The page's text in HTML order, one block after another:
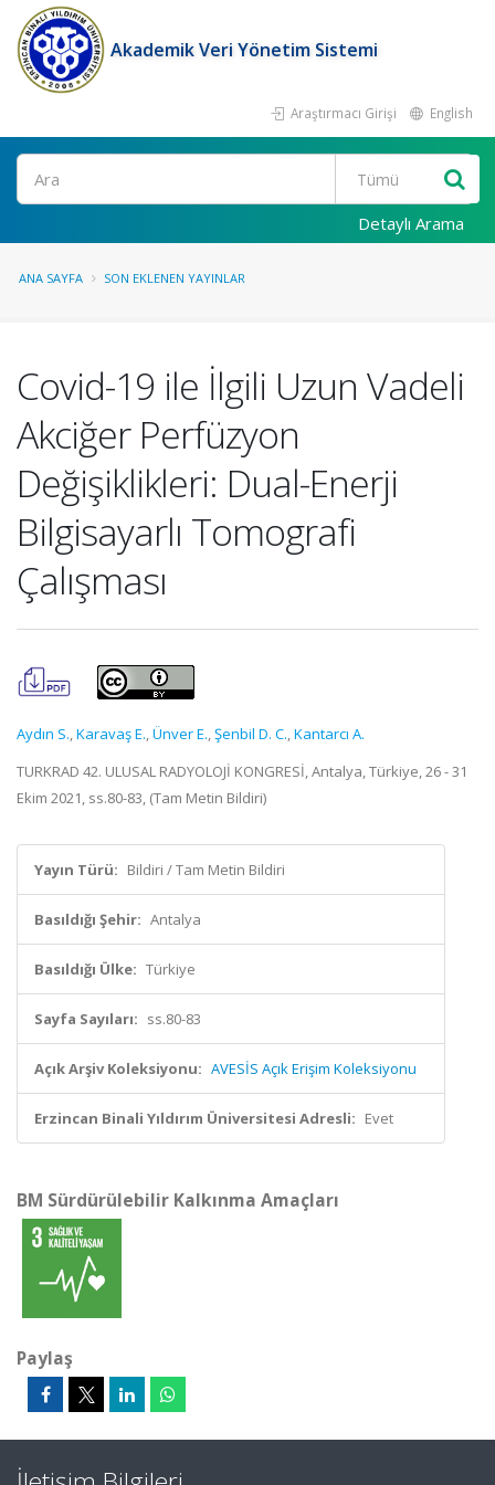
Akademik Veri Yönetim Sistemi
Araştırmacı Girişi English
Ara
Detaylı Arama
ANA SAYFA SON EKLENEN YAYINLAR
Covid-19 ile İlgili Uzun Vadeli
Akciğer Perfüzyon
Değişiklikleri: Dual-Enerji
Bilgisayarlı Tomografi
Çalışması
Aydın S.,Karavaş E.,Ünver E.,Şenbil D. C.,Kantarcı A.
TURKRAD 42. ULUSAL RADYOLOJİ KONGRESİ, Antalya, Türkiye, 26 - 31
Ekim 2021, ss.80-83, (Tam Metin Bildiri)
Yayın Türü: Bildiri / Tam Metin Bildiri
Basıldığı Şehir: Antalya
Basıldığı Ülke: Türkiye
Sayfa Sayıları: ss.80-83
Açık Arşiv Koleksiyonu: AVESİS Açık Erişim Koleksiyonu
Erzincan Binali Yıldırım Üniversitesi Adresli: Evet
BM Sürdürülebilir Kalkınma Amaçları
Paylaş